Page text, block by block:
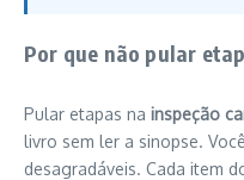
Por que não pular
Pular etapas na inspeção
livro sem ler a sinopse.
desagradáveis. Cada item